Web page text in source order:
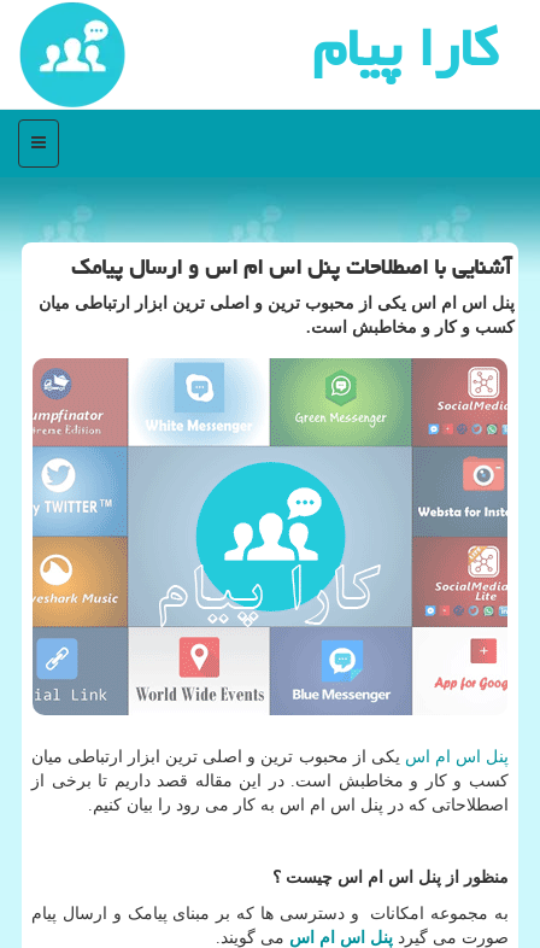
كارا پیام
منو
آشنایی با اصطلاحات پنل اس ام اس و ارسال پیامك
پنل اس ام اس یكی از محبوب ترین و اصلی ترین ابزار ارتباطی میان
كسب و كار و مخاطبش است.
پنل اس ام اس یکی از محبوب ترین و اصلی ترین ابزار ارتباطی میان
کسب و کار و مخاطبش است. در این مقاله قصد داریم تا برخی از
اصطلاحاتی که در پنل اس ام اس به کار می رود را بیان کنیم.
منظور از پنل اس ام اس چیست ؟
به مجموعه امکانات و دسترسی ها که بر مبنای پیامک و ارسال پیام
صورت می گیرد پنل اس ام اس می گویند.